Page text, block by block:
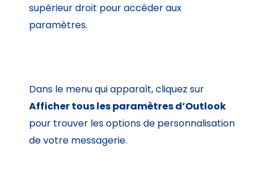
supérieur droit pour accéder aux
paramètres.
Dans le menu qui apparaît, cliquez sur
Afficher tous les paramètres d’Outlook
pour trouver les options de personnalisation
de votre messagerie.